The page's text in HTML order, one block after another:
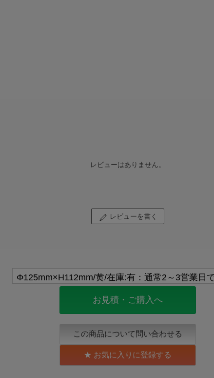
レビューはありません。
レビューを書く
お見積・ご購入へ
この商品について問い合わせる
お気に入りに登録する